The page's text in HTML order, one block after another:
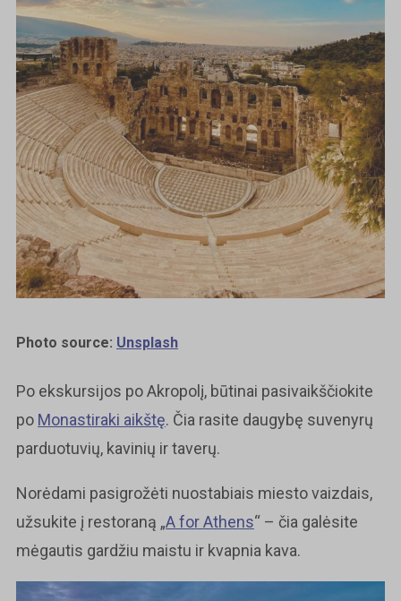
Photo source: Unsplash
Po ekskursijos po Akropolį, būtinai pasivaikščiokite
po Monastiraki aikštę. Čia rasite daugybę suvenyrų
parduotuvių, kavinių ir taverų.
Norėdami pasigrožėti nuostabiais miesto vaizdais,
užsukite į restoraną „A for Athens“ – čia galėsite
mėgautis gardžiu maistu ir kvapnia kava.